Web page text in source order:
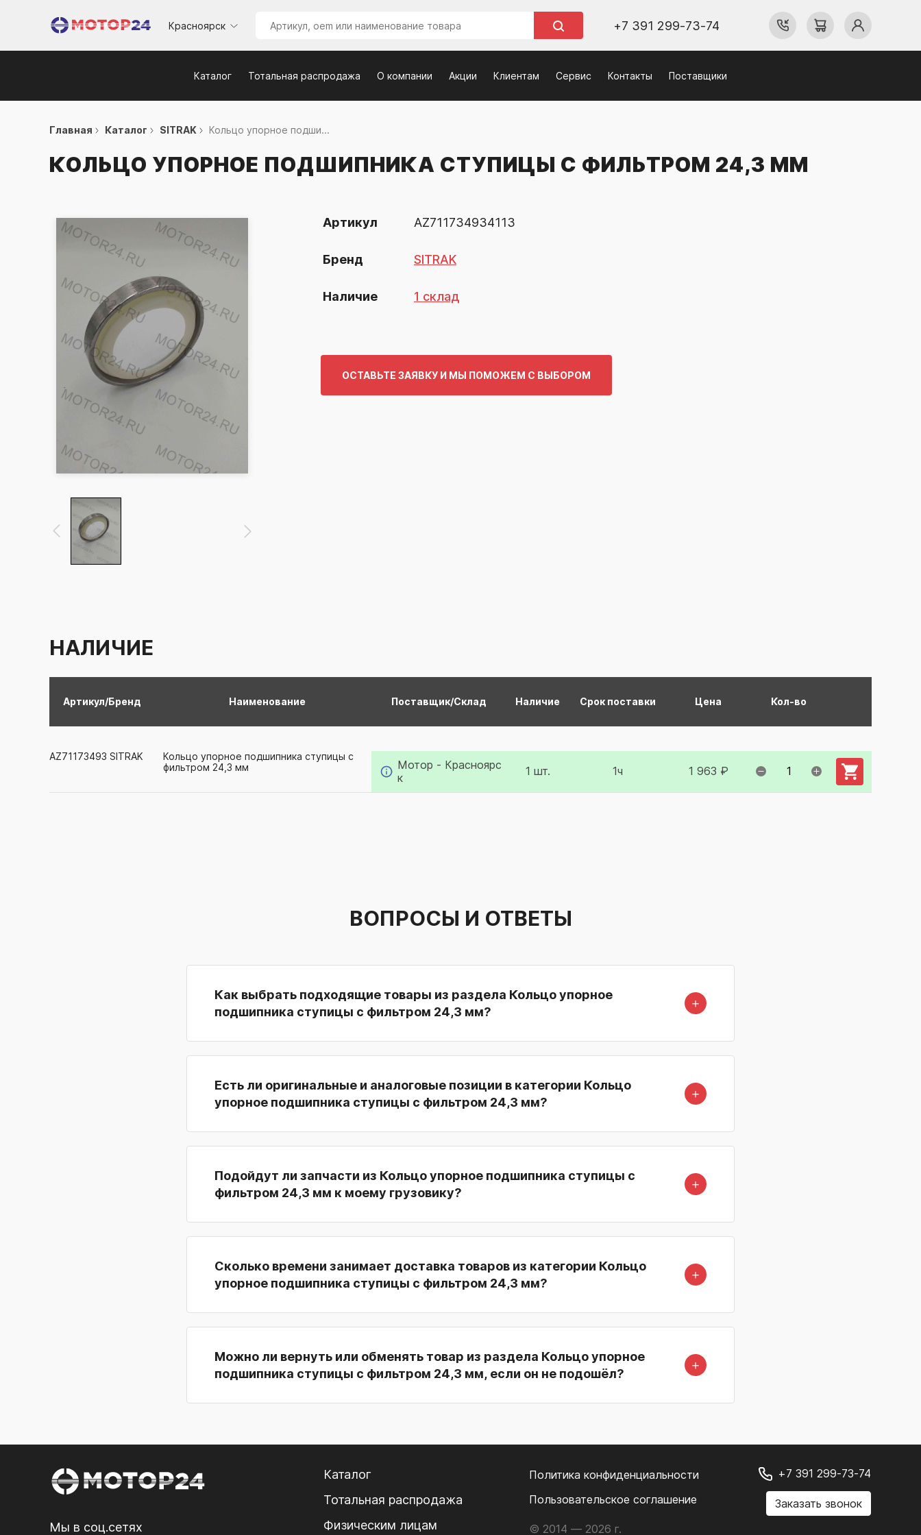
Красноярск +7 391 299-73-74
Каталог Тотальная распродажа О компании Акции Клиентам Сервис Контакты Поставщики
Главная Каталог SITRAK Кольцо упорное подши...
КОЛЬЦО УПОРНОЕ ПОДШИПНИКА СТУПИЦЫ С ФИЛЬТРОМ 24,3 ММ
Артикул AZ711734934113
Бренд SITRAK
Наличие 1 склад
ОСТАВЬТЕ ЗАЯВКУ И МЫ ПОМОЖЕМ С ВЫБОРОМ
НАЛИЧИЕ
Артикул/Бренд Наименование Поставщик/Склад Наличие Срок поставки Цена Кол-во
AZ71173493 SITRAK
Кольцо упорное подшипника ступицы с
фильтром 24,3 мм
Мотор - Красноярс
к
1 шт. 1ч 1 963 ₽
ВОПРОСЫ И ОТВЕТЫ
Как выбрать подходящие товары из раздела Кольцо упорное
подшипника ступицы с фильтром 24,3 мм?
＋
Есть ли оригинальные и аналоговые позиции в категории Кольцо
упорное подшипника ступицы с фильтром 24,3 мм?
＋
Подойдут ли запчасти из Кольцо упорное подшипника ступицы с
фильтром 24,3 мм к моему грузовику?
＋
Сколько времени занимает доставка товаров из категории Кольцо
упорное подшипника ступицы с фильтром 24,3 мм?
＋
Можно ли вернуть или обменять товар из раздела Кольцо упорное
подшипника ступицы с фильтром 24,3 мм, если он не подошёл?
＋
Мы в соц.сетях
Каталог
Тотальная распродажа
Физическим лицам
Политика конфиденциальности
Пользовательское соглашение
© 2014 — 2026 г.
+7 391 299-73-74
Заказать звонок